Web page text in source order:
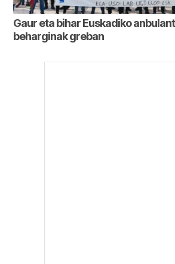
Gaur eta bihar Euskadiko
beharginak greban